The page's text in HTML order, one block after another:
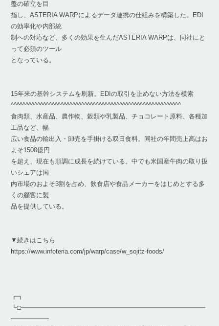
盤の確立を目
指し、ASTERIA WARPによるデータ連携の仕組みを構築した。EDI
の効率化や内部統
制への対応など、多くの効果を生んだASTERIA WARPは、同社にと
って必須のツール
となっている。
15年来の基幹システムを刷新。EDIの取引を止めない方法を模索
^^^^^^^^^^^^^^^^^^^^^^^^^^^^^^^^^^^^^^^^^^^^^^^^^^^^^^^^^^
食肉類、水産品、農作物、穀類や乳製品、チョコレート原料、各種加
工品など、幅
広い食品の輸出入・卸売を手掛ける双日食料。同社の年間売上高はお
よそ1500億円
を超え、現在も順調に成長を続けている。中でも米国産牛肉の取り扱
いシェアは国
内市場のおよそ3割を占め、飲食店や食品メーカーをはじめとする多
くの顧客に製
品を提供している。
▼続きはこちら
https://www.infoteria.com/jp/warp/case/w_sojitz-foods/
┏┓
┗□━━━━━━━━━━━━━━━━━━━━━━━━━━━━━
━━━━━━